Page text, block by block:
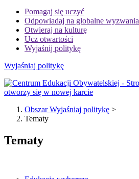
Pomagaj się uczyć
Odpowiadaj na globalne wyzwania
Otwieraj na kulturę
Ucz otwartości
Wyjaśnij politykę
Wyjaśniaj politykę
otworzy się w nowej karcie
Obszar Wyjaśniaj politykę >
Tematy
Tematy